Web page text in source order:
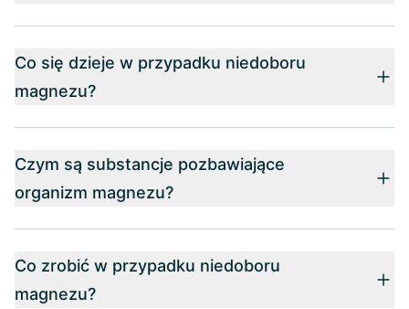
Co się dzieje w przypadku niedoboru
magnezu?
Czym są substancje pozbawiające
organizm magnezu?
Co zrobić w przypadku niedoboru
magnezu?